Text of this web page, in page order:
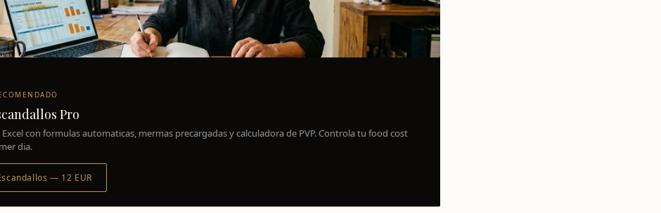
Pro
con formulas automaticas, mermas precargadas y calculadora de PVP. Controla tu food cost
dia.
— 12 EUR